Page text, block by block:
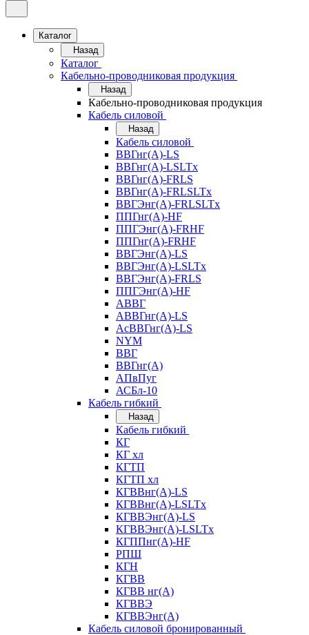
Каталог
Назад
Каталог
Кабельно-проводниковая продукция
Назад
Кабельно-проводниковая продукция
Кабель силовой
Назад
Кабель силовой
ВВГнг(А)-LS
ВВГнг(А)-LSLTx
ВВГнг(А)-FRLS
ВВГнг(А)-FRLSLTx
ВВГЭнг(А)-FRLSLTx
ППГнг(А)-HF
ППГЭнг(А)-FRHF
ППГнг(А)-FRHF
ВВГЭнг(А)-LS
ВВГЭнг(А)-LSLTx
ВВГЭнг(А)-FRLS
ППГЭнг(А)-HF
АВВГ
АВВГнг(А)-LS
АсВВГнг(А)-LS
NYM
ВВГ
ВВГнг(А)
АПвПуг
АСБл-10
Кабель гибкий
Назад
Кабель гибкий
КГ
КГ хл
КГТП
КГТП хл
КГВВнг(А)-LS
КГВВнг(А)-LSLTx
КГВВЭнг(А)-LS
КГВВЭнг(А)-LSLTx
КГППнг(А)-HF
РПШ
КГН
КГВВ
КГВВ нг(А)
КГВВЭ
КГВВЭнг(А)
Кабель силовой бронированный